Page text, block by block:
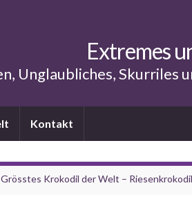
Extremes
Unglaubliches, Skurriles
Kontakt
Grösstes Krokodil der Welt – Riesenkrokodil